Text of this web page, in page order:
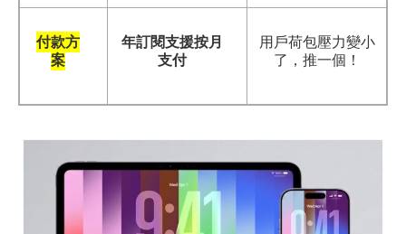
付款方
案
年訂閱支援按月
支付
用戶荷包壓力變小
了，推一個！